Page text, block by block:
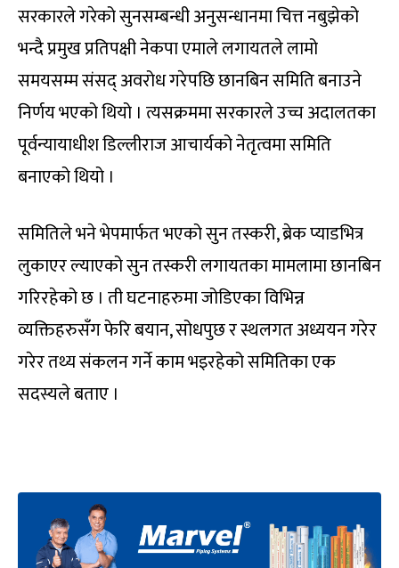
सरकारले गरेको सुनसम्बन्धी अनुसन्धानमा चित्त नबुझेको
भन्दै प्रमुख प्रतिपक्षी नेकपा एमाले लगायतले लामो
समयसम्म संसद् अवरोध गरेपछि छानबिन समिति बनाउने
निर्णय भएको थियो । त्यसक्रममा सरकारले उच्च अदालतका
पूर्वन्यायाधीश डिल्लीराज आचार्यको नेतृत्वमा समिति
बनाएको थियो ।
समितिले भने भेपमार्फत भएको सुन तस्करी, ब्रेक प्याडभित्र
लुकाएर ल्याएको सुन तस्करी लगायतका मामलामा छानबिन
गरिरहेको छ । ती घटनाहरुमा जोडिएका विभिन्न
व्यक्तिहरुसँग फेरि बयान, सोधपुछ र स्थलगत अध्ययन गरेर
गरेर तथ्य संकलन गर्ने काम भइरहेको समितिका एक
सदस्यले बताए ।